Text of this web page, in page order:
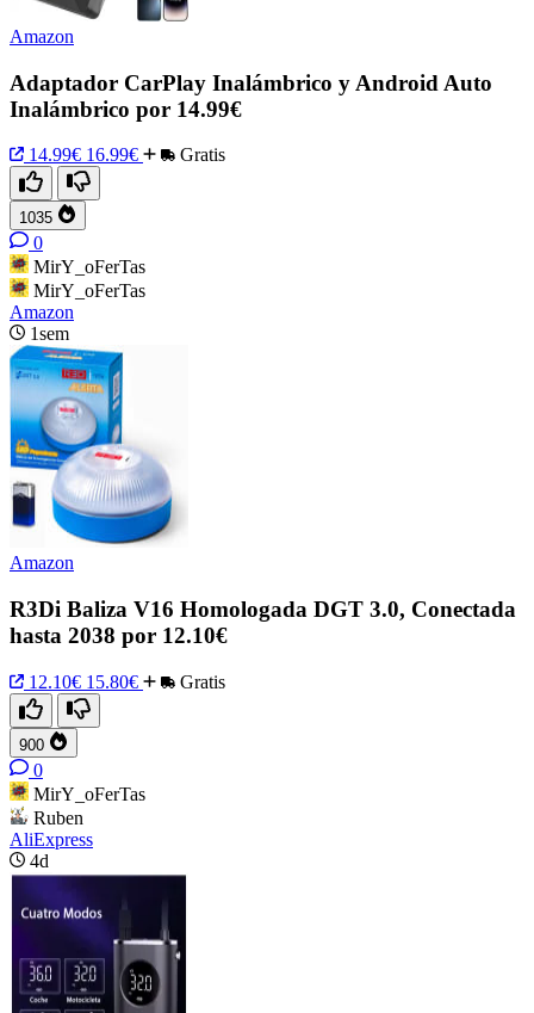
Amazon
Adaptador CarPlay Inalámbrico y Android Auto
Inalámbrico por 14.99€
14.99€ 16.99€ Gratis
1035
0
MirY_oFerTas
MirY_oFerTas
Amazon
1sem
Amazon
R3Di Baliza V16 Homologada DGT 3.0, Conectada
hasta 2038 por 12.10€
12.10€ 15.80€ Gratis
900
0
MirY_oFerTas
Ruben
AliExpress
4d